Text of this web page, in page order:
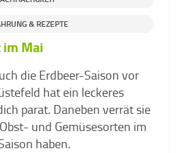
& REZEPTE
im Mai
die Erdbeer-Saison vor
hat ein leckeres
parat. Daneben verrät sie
und Gemüsesorten im
haben.